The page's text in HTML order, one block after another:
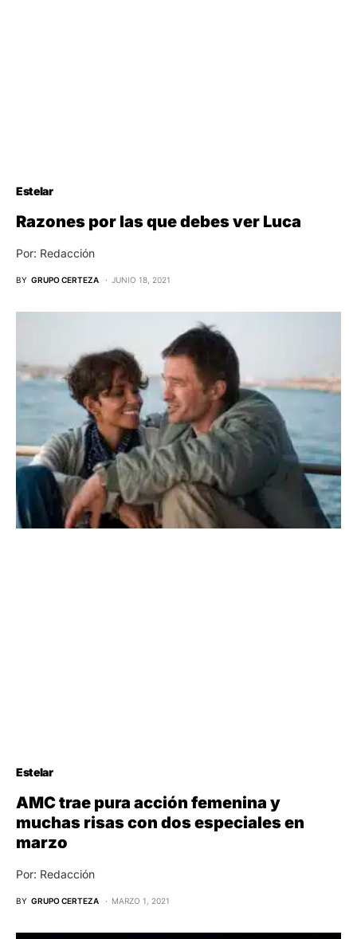
Estelar
Razones por las que debes ver Luca
Por: Redacción
BY GRUPO CERTEZA JUNIO 18, 2021
Estelar
AMC trae pura acción femenina y
muchas risas con dos especiales en
marzo
Por: Redacción
BY GRUPO CERTEZA MARZO 1, 2021